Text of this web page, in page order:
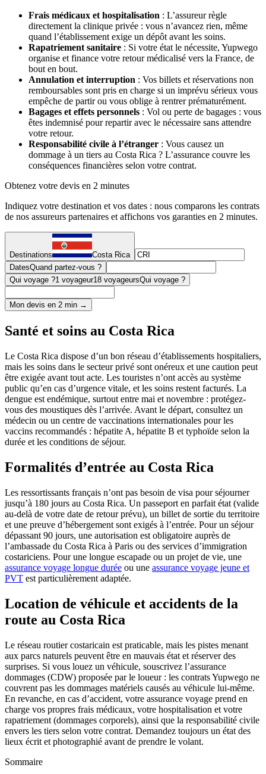
Frais médicaux et hospitalisation : L’assureur règle
directement la clinique privée : vous n’avancez rien, même
quand l’établissement exige un dépôt avant les soins.
Rapatriement sanitaire : Si votre état le nécessite, Yupwego
organise et finance votre retour médicalisé vers la France, de
bout en bout.
Annulation et interruption : Vos billets et réservations non
remboursables sont pris en charge si un imprévu sérieux vous
empêche de partir ou vous oblige à rentrer prématurément.
Bagages et effets personnels : Vol ou perte de bagages : vous
êtes indemnisé pour repartir avec le nécessaire sans attendre
votre retour.
Responsabilité civile à l’étranger : Vous causez un
dommage à un tiers au Costa Rica ? L’assurance couvre les
conséquences financières selon votre contrat.
Obtenez votre devis en 2 minutes
Indiquez votre destination et vos dates : nous comparons les contrats
de nos assureurs partenaires et affichons vos garanties en 2 minutes.
Destinations
Costa Rica
DatesQuand partez-vous ?
Qui voyage ?1 voyageur18 voyageursQui voyage ?
Mon devis en 2 min →
Santé et soins au Costa Rica
Le Costa Rica dispose d’un bon réseau d’établissements hospitaliers,
mais les soins dans le secteur privé sont onéreux et une caution peut
être exigée avant tout acte. Les touristes n’ont accès au système
public qu’en cas d’urgence vitale, et les soins restent facturés. La
dengue est endémique, surtout entre mai et novembre : protégez-
vous des moustiques dès l’arrivée. Avant le départ, consultez un
médecin ou un centre de vaccinations internationales pour les
vaccins recommandés : hépatite A, hépatite B et typhoïde selon la
durée et les conditions de séjour.
Formalités d’entrée au Costa Rica
Les ressortissants français n’ont pas besoin de visa pour séjourner
jusqu’à 180 jours au Costa Rica. Un passeport en parfait état (valide
au-delà de votre date de retour prévu), un billet de sortie du territoire
et une preuve d’hébergement sont exigés à l’entrée. Pour un séjour
dépassant 90 jours, une autorisation est obligatoire auprès de
l’ambassade du Costa Rica à Paris ou des services d’immigration
costariciens. Pour une longue escapade ou un projet de vie, une
assurance voyage longue durée ou une assurance voyage jeune et
PVT est particulièrement adaptée.
Location de véhicule et accidents de la
route au Costa Rica
Le réseau routier costaricain est praticable, mais les pistes menant
aux parcs naturels peuvent être en mauvais état et réserver des
surprises. Si vous louez un véhicule, souscrivez l’assurance
dommages (CDW) proposée par le loueur : les contrats Yupwego ne
couvrent pas les dommages matériels causés au véhicule lui-même.
En revanche, en cas d’accident, votre assurance voyage prend en
charge vos propres frais médicaux, votre hospitalisation et votre
rapatriement (dommages corporels), ainsi que la responsabilité civile
envers les tiers selon votre contrat. Demandez toujours un état des
lieux écrit et photographié avant de prendre le volant.
Sommaire